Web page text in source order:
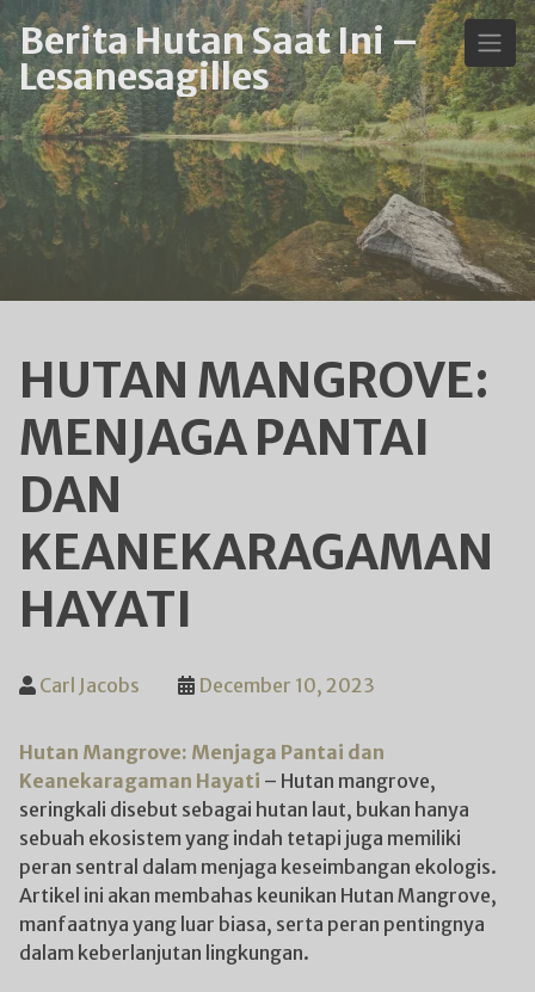
Skip
to
content
Berita Hutan Saat Ini –
Lesanesagilles
HUTAN MANGROVE:
MENJAGA PANTAI
DAN
KEANEKARAGAMAN
HAYATI
Carl Jacobs December 10, 2023
Hutan Mangrove: Menjaga Pantai dan
Keanekaragaman Hayati – Hutan mangrove,
seringkali disebut sebagai hutan laut, bukan hanya
sebuah ekosistem yang indah tetapi juga memiliki
peran sentral dalam menjaga keseimbangan ekologis.
Artikel ini akan membahas keunikan Hutan Mangrove,
manfaatnya yang luar biasa, serta peran pentingnya
dalam keberlanjutan lingkungan.